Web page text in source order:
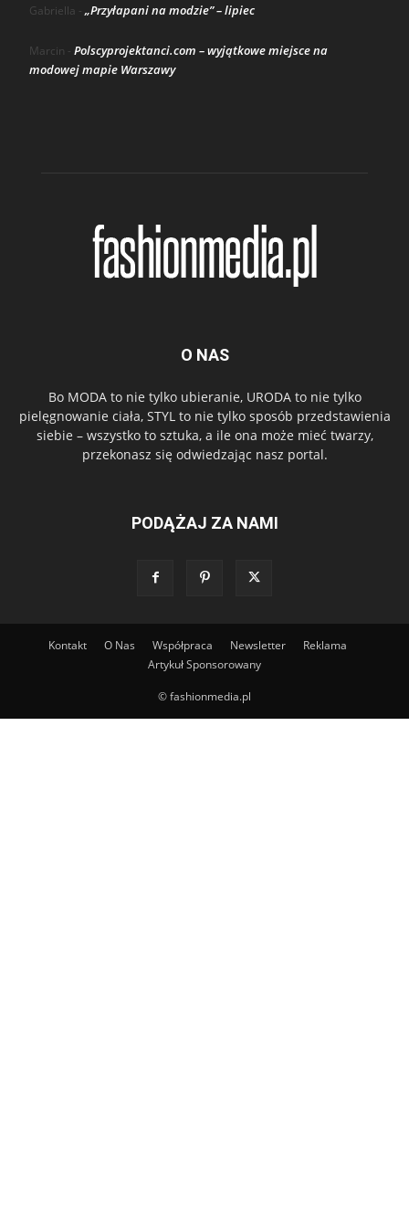
Gabriella - „Przyłapani na modzie” – lipiec
Marcin - Polscyprojektanci.com – wyjątkowe miejsce na
modowej mapie Warszawy
O NAS
Bo MODA to nie tylko ubieranie, URODA to nie tylko
pielęgnowanie ciała, STYL to nie tylko sposób przedstawienia
siebie – wszystko to sztuka, a ile ona może mieć twarzy,
przekonasz się odwiedzając nasz portal.
PODĄŻAJ ZA NAMI
Kontakt O Nas Współpraca Newsletter
Reklama
Artykuł Sponsorowany
© fashionmedia.pl